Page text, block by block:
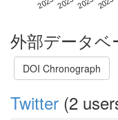
外部データベ
DOI Chronograph
Twitter (2